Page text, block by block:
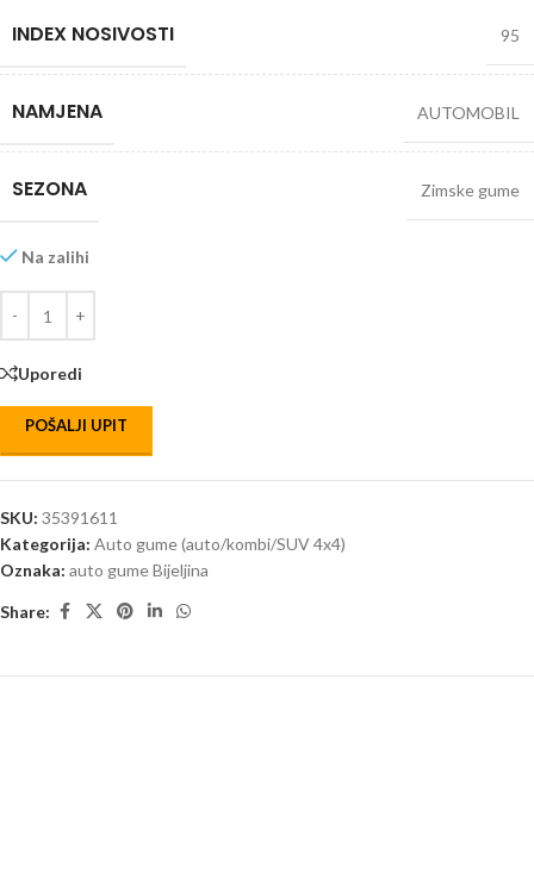
INDEX NOSIVOSTI 95
NAMJENA AUTOMOBIL
SEZONA Zimske gume
Na zalihi
Uporedi
POŠALJI UPIT
SKU: 35391611
Kategorija: Auto gume (auto/kombi/SUV 4x4)
Oznaka: auto gume Bijeljina
Share: